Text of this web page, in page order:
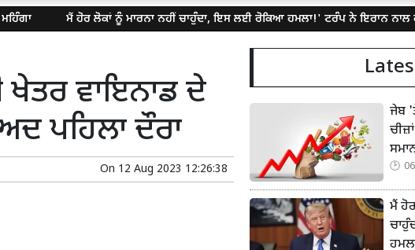
ਮੈਂ ਹੋਰ ਲੋਕਾਂ ਨੂੰ ਮਾਰਨਾ ਨਹੀਂ ਚਾਹੁੰਦਾ, ਇਸ ਲਈ ਰੋਕਿਆ ਹਮਲਾ!' ਟਰੰਪ ਨੇ ਇਰਾਨ ਨਾਲ ਗੱਲਬਾਤ
ਖੇਤਰ ਵਾਇਨਾਡ ਦੇ
ਪਹਿਲਾ ਦੌਰਾ
On 12 Aug 2023 12:26:38
ਜੇਬ
ਮੈਂ